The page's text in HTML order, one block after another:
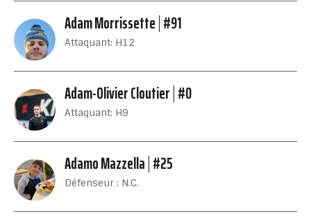
Adam Morrissette #91
Attaquant: H12
Adam-Olivier Cloutier #0
Attaquant: H9
Adamo Mazzella #25
Défenseur : N.C.